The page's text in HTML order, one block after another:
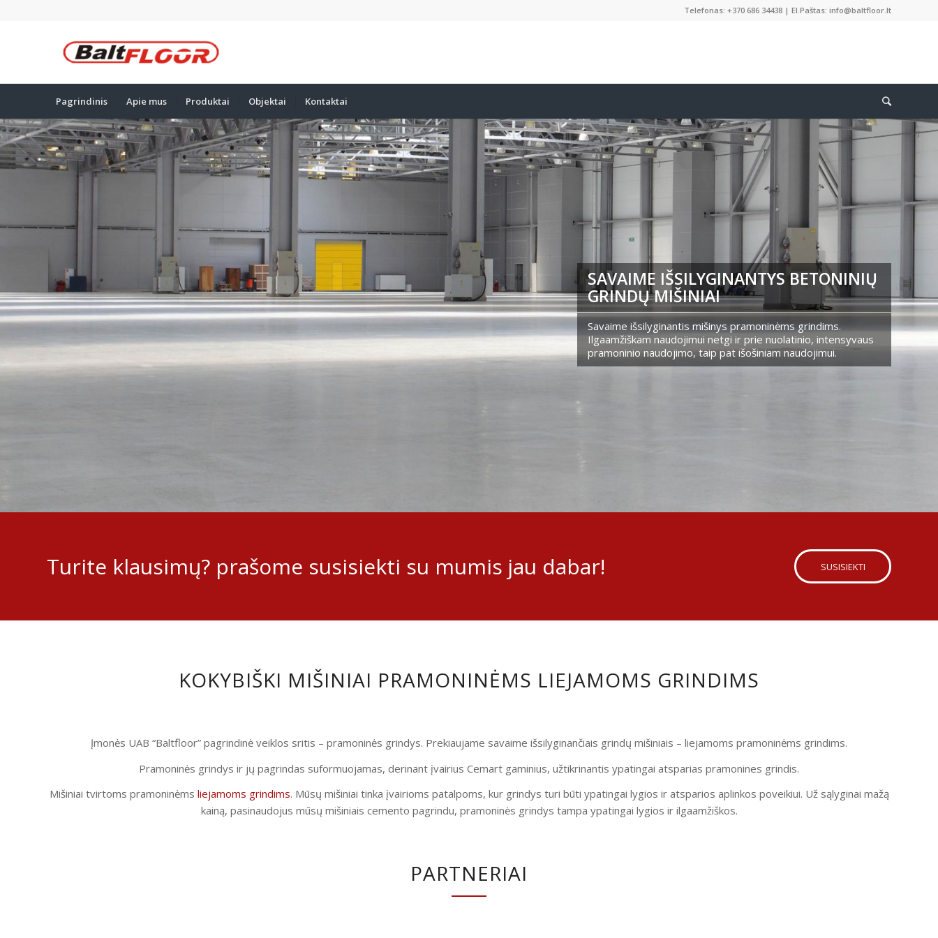
Telefonas: +370 686 34438 | El.Paštas: info@baltfloor.lt
Pagrindinis Apie mus Produktai Objektai Kontaktai
SAVAIME IŠSILYGINANTYS BETONINIŲ
GRINDŲ MIŠINIAI
Savaime išsilyginantis mišinys pramoninėms grindims.
Ilgaamžiškam naudojimui netgi ir prie nuolatinio, intensyvaus
pramoninio naudojimo, taip pat išošiniam naudojimui.
Turite klausimų? prašome susisiekti su mumis jau dabar! SUSISIEKTI
KOKYBIŠKI MIŠINIAI PRAMONINĖMS LIEJAMOMS GRINDIMS
Įmonės UAB “Baltfloor” pagrindinė veiklos sritis – pramoninės grindys. Prekiaujame savaime išsilyginančiais grindų mišiniais – liejamoms pramoninėms grindims.
Pramoninės grindys ir jų pagrindas suformuojamas, derinant įvairius Cemart gaminius, užtikrinantis ypatingai atsparias pramonines grindis.
Mišiniai tvirtoms pramoninėms liejamoms grindims. Mūsų mišiniai tinka įvairioms patalpoms, kur grindys turi būti ypatingai lygios ir atsparios aplinkos poveikiui. Už sąlyginai mažą
kainą, pasinaudojus mūsų mišiniais cemento pagrindu, pramoninės grindys tampa ypatingai lygios ir ilgaamžiškos.
PARTNERIAI